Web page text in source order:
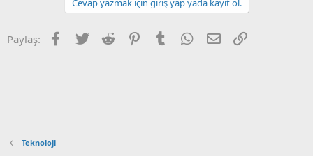
Paylaş: Facebook
Twitter Reddit PinterestTumblr WhatsApp
E-posta
Teknoloji